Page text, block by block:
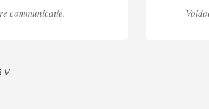
communicatie.